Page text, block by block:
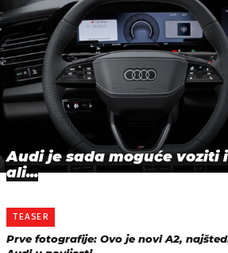
Audi je sada moguće voziti
ali...
TEASER
Prve fotografije: Ovo je novi A2,